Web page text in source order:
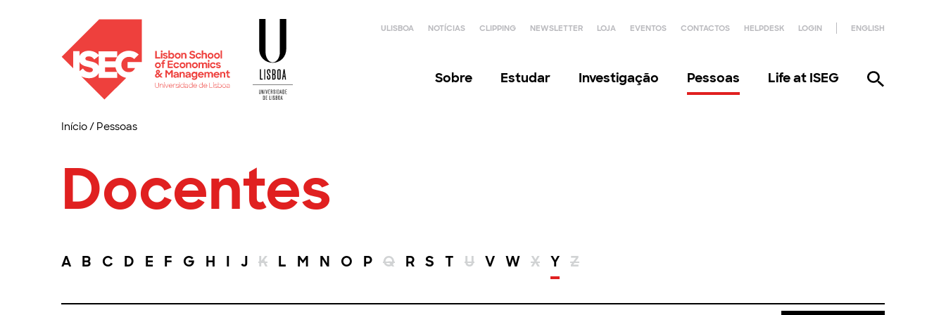
ULISBOA NOTÍCIAS CLIPPING NEWSLETTER LOJA EVENTOS CONTACTOS HELPDESK LOGIN ENGLISH
Sobre Estudar Investigação Pessoas Life at ISEG
Início/ Pessoas
Docentes
A B C D E F G H I J K L M N O P Q R S T U V W X Y Z